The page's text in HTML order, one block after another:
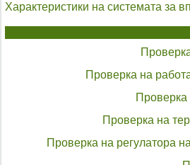
Характеристики на системата за
Проверка на
Проверка
Проверка на
Проверка на регулатора